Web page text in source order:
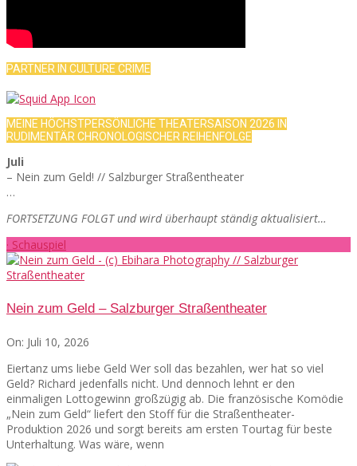
PARTNER IN CULTURE CRIME
MEINE HÖCHSTPERSÖNLICHE THEATERSAISON 2026 IN
RUDIMENTÄR CHRONOLOGISCHER REIHENFOLGE
Juli
– Nein zum Geld! // Salzburger Straßentheater
…
FORTSETZUNG FOLGT und wird überhaupt ständig aktualisiert…
· Schauspiel
Nein zum Geld – Salzburger Straßentheater
On: Juli 10, 2026
Eiertanz ums liebe Geld Wer soll das bezahlen, wer hat so viel
Geld? Richard jedenfalls nicht. Und dennoch lehnt er den
einmaligen Lottogewinn großzügig ab. Die französische Komödie
„Nein zum Geld“ liefert den Stoff für die Straßentheater-
Produktion 2026 und sorgt bereits am ersten Tourtag für beste
Unterhaltung. Was wäre, wenn